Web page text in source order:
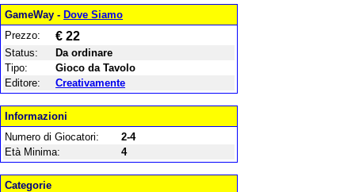
GameWay - Dove Siamo
Prezzo:
€ 22
Status:
Da ordinare
Tipo:
Gioco da Tavolo
Editore:
Creativamente
Informazioni
Numero di Giocatori:
2-4
Età Minima:
4
Categorie